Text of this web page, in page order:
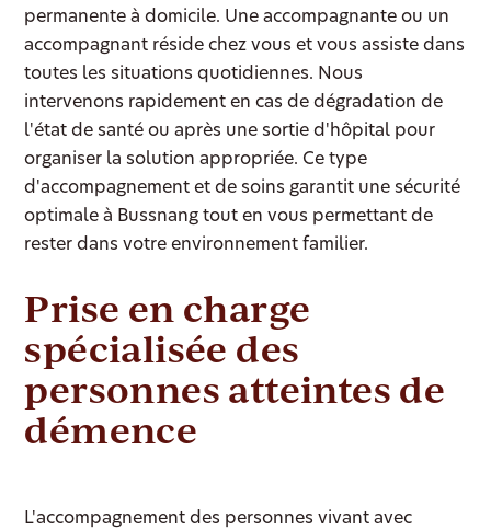
permanente à domicile. Une accompagnante ou un
accompagnant réside chez vous et vous assiste dans
toutes les situations quotidiennes. Nous
intervenons rapidement en cas de dégradation de
l'état de santé ou après une sortie d'hôpital pour
organiser la solution appropriée. Ce type
d'accompagnement et de soins garantit une sécurité
optimale à Bussnang tout en vous permettant de
rester dans votre environnement familier.
Prise en charge
spécialisée des
personnes atteintes de
démence
L'accompagnement des personnes vivant avec